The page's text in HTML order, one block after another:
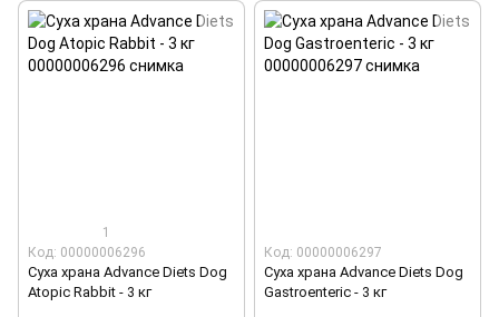
1
Код: 00000006296
Суха храна Advance Diets Dog
Atopic Rabbit - 3 кг
Код: 00000006297
Суха храна Advance Diets Dog
Gastroenteric - 3 кг